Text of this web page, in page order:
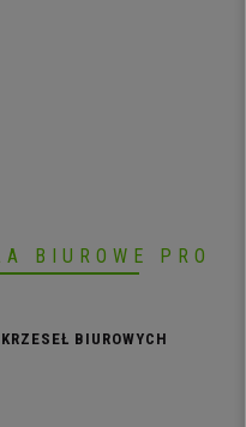
BIUROWE PRO
BIUROWYCH